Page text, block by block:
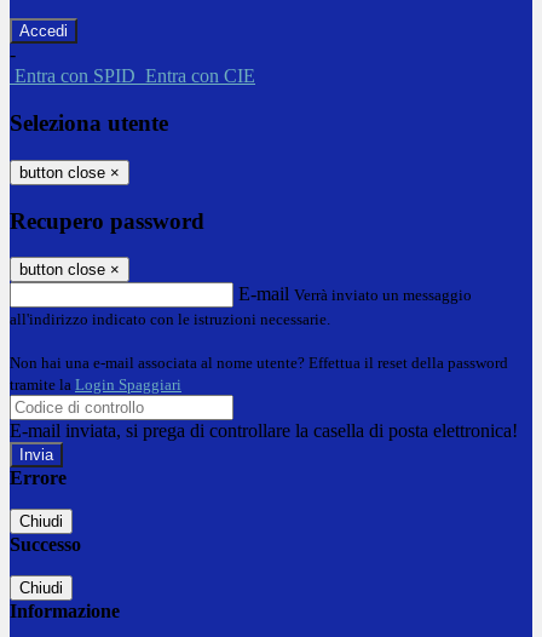
-
Entra con SPID Entra con CIE
Seleziona utente
button close ×
Recupero password
button close ×
E-mail Verrà inviato un messaggio
all'indirizzo indicato con le istruzioni necessarie.
Non hai una e-mail associata al nome utente? Effettua il reset della password
tramite la Login Spaggiari
E-mail inviata, si prega di controllare la casella di posta elettronica!
Errore
Chiudi
Successo
Chiudi
Informazione